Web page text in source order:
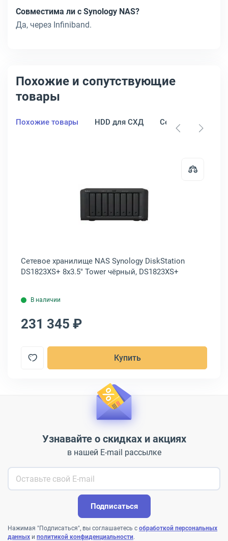
Совместима ли с Synology NAS?
Да, через Infiniband.
Похожие и сопутствующие
товары
Похожие товары HDD для СХД Серверные SSD
RS1221RP+ 8x3.5" Rack 2U чёрный, RS1221RP+
Сетевое хранилище NAS Synology DiskStation
DS1823XS+ 8x3.5" Tower чёрный, DS1823XS+
В наличии
231 345 ₽
Купить
Узнавайте о скидках и акциях
в нашей E-mail рассылке
Подписаться
Нажимая "Подписаться", вы соглашаетесь с обработкой персональных
данных и политикой конфиденциальности.